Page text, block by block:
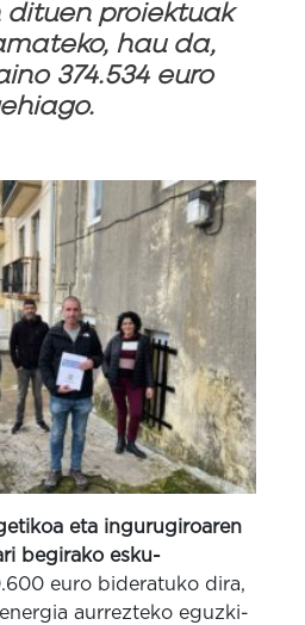
dituen proiektuak
hau da,
374.534 euro
eta ingurugiroaren
begirako esku-
euro bideratuko dira,
aurrezteko eguzki-